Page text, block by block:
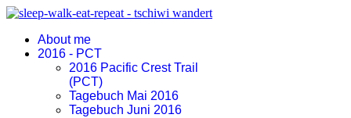
About me
2016 - PCT
2016 Pacific Crest Trail
(PCT)
Tagebuch Mai 2016
Tagebuch Juni 2016